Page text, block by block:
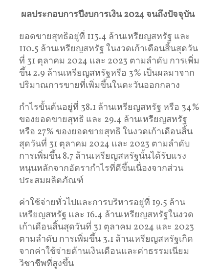
ผลประกอบการปีงบการเงิน 2024 จนถึงปัจจุบัน
ยอดขายสุทธิอยู่ที่ 113.4 ล้านเหรียญสหรัฐ และ
110.5 ล้านเหรียญสหรัฐ ในงวดเก้าเดือนสิ้นสุดวัน
ที่ 31 ตุลาคม 2024 และ 2023 ตามลำดับ การเพิ่ม
ขึ้น 2.9 ล้านเหรียญสหรัฐหรือ 3% เป็นผลมาจาก
ปริมาณการขายที่เพิ่มขึ้นในตะวันออกกลาง
กำไรขั้นต้นอยู่ที่ 38.1 ล้านเหรียญสหรัฐ หรือ 34%
ของยอดขายสุทธิ และ 29.4 ล้านเหรียญสหรัฐ
หรือ 27% ของยอดขายสุทธิ ในงวดเก้าเดือนสิ้น
สุดวันที่ 31 ตุลาคม 2024 และ 2023 ตามลำดับ
การเพิ่มขึ้น 8.7 ล้านเหรียญสหรัฐนั้นได้รับแรง
หนุนหลักจากอัตรากำไรที่ดีขึ้นเนื่องจากส่วน
ประสมผลิตภัณฑ์
ค่าใช้จ่ายทั่วไปและการบริหารอยู่ที่ 19.5 ล้าน
เหรียญสหรัฐ และ 16.4 ล้านเหรียญสหรัฐในงวด
เก้าเดือนสิ้นสุดวันที่ 31 ตุลาคม 2024 และ 2023
ตามลำดับ การเพิ่มขึ้น 3.1 ล้านเหรียญสหรัฐเกิด
จากค่าใช้จ่ายด้านเงินเดือนและค่าธรรมเนียม
วิชาชีพที่สูงขึ้น